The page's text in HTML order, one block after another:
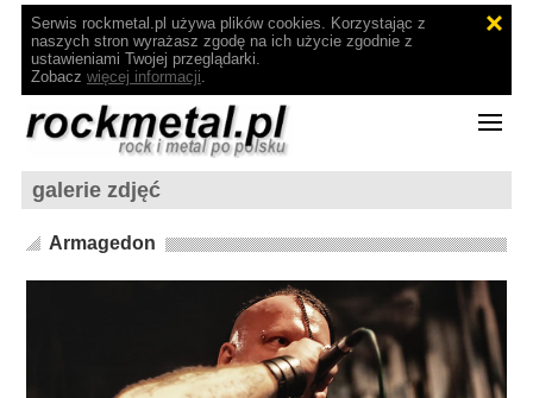
Serwis rockmetal.pl używa plików cookies. Korzystając z
naszych stron wyrażasz zgodę na ich użycie zgodnie z
ustawieniami Twojej przeglądarki.
Zobacz więcej informacji.
galerie zdjęć
Armagedon